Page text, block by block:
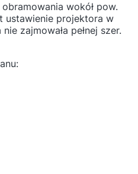
wokół pow.
ustawienie projektora w
zajmowała pełnej szer.